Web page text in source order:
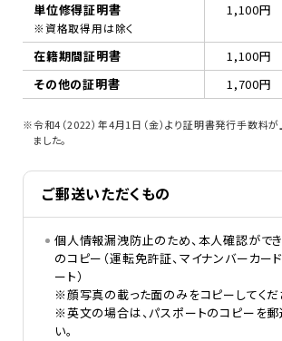
単位修得証明書
※資格取得用は除く
1,100円
在籍期間証明書 1,100円
その他の証明書
1,700円
※令和4（2022）年4月1日（金）より証明書発行手数料
ました。
ご郵送いただくもの
個人情報漏洩防止のため、本人確認がで
のコピー（運転免許証、マイナンバーカー
ート）
※顔写真の載った面のみをコピーしてくだ
※英文の場合は、パスポートのコピーを郵
い。